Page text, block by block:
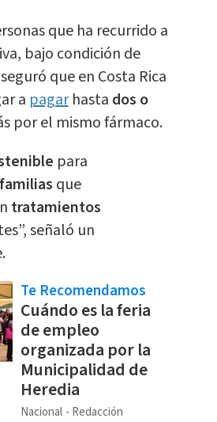
que ha recurrido a
bajo condición de
que en Costa Rica
a pagar hasta dos o
por el mismo fármaco.
para
familias que
tratamientos
señaló un
Te Recomendamos
Cuándo es la feria
de empleo
organizada por la
Municipalidad de
Heredia
Nacional
Redacción